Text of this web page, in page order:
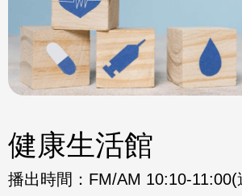
健康生活館
播出時間： FM/AM 10:10-11:00(